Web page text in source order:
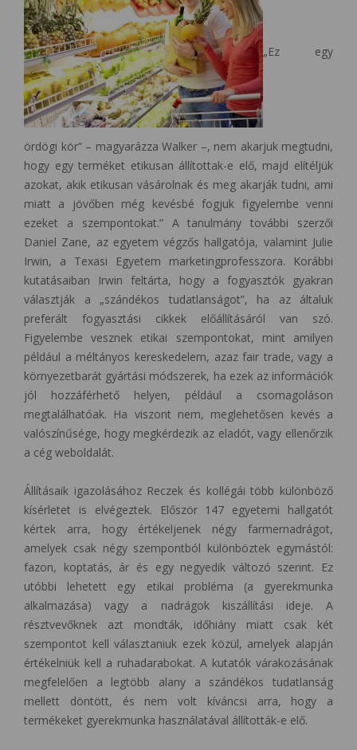
„Ez egy
ördögi kör” – magyarázza Walker –, nem akarjuk megtudni,
hogy egy terméket etikusan állítottak-e elő, majd elítéljük
azokat, akik etikusan vásárolnak és meg akarják tudni, ami
miatt a jövőben még kevésbé fogjuk figyelembe venni
ezeket a szempontokat.” A tanulmány további szerzői
Daniel Zane, az egyetem végzős hallgatója, valamint Julie
Irwin, a Texasi Egyetem marketingprofesszora. Korábbi
kutatásaiban Irwin feltárta, hogy a fogyasztók gyakran
választják a „szándékos tudatlanságot”, ha az általuk
preferált fogyasztási cikkek előállításáról van szó.
Figyelembe vesznek etikai szempontokat, mint amilyen
például a méltányos kereskedelem, azaz fair trade, vagy a
környezetbarát gyártási módszerek, ha ezek az információk
jól hozzáférhető helyen, például a csomagoláson
megtalálhatóak. Ha viszont nem, meglehetősen kevés a
valószínűsége, hogy megkérdezik az eladót, vagy ellenőrzik
a cég weboldalát.
Állításaik igazolásához Reczek és kollégái több különböző
kísérletet is elvégeztek. Először 147 egyetemi hallgatót
kértek arra, hogy értékeljenek négy farmernadrágot,
amelyek csak négy szempontból különböztek egymástól:
fazon, koptatás, ár és egy negyedik változó szerint. Ez
utóbbi lehetett egy etikai probléma (a gyerekmunka
alkalmazása) vagy a nadrágok kiszállítási ideje. A
résztvevőknek azt mondták, időhiány miatt csak két
szempontot kell választaniuk ezek közül, amelyek alapján
értékelniük kell a ruhadarabokat. A kutatók várakozásának
megfelelően a legtöbb alany a szándékos tudatlanság
mellett döntött, és nem volt kíváncsi arra, hogy a
termékeket gyerekmunka használatával állították-e elő.